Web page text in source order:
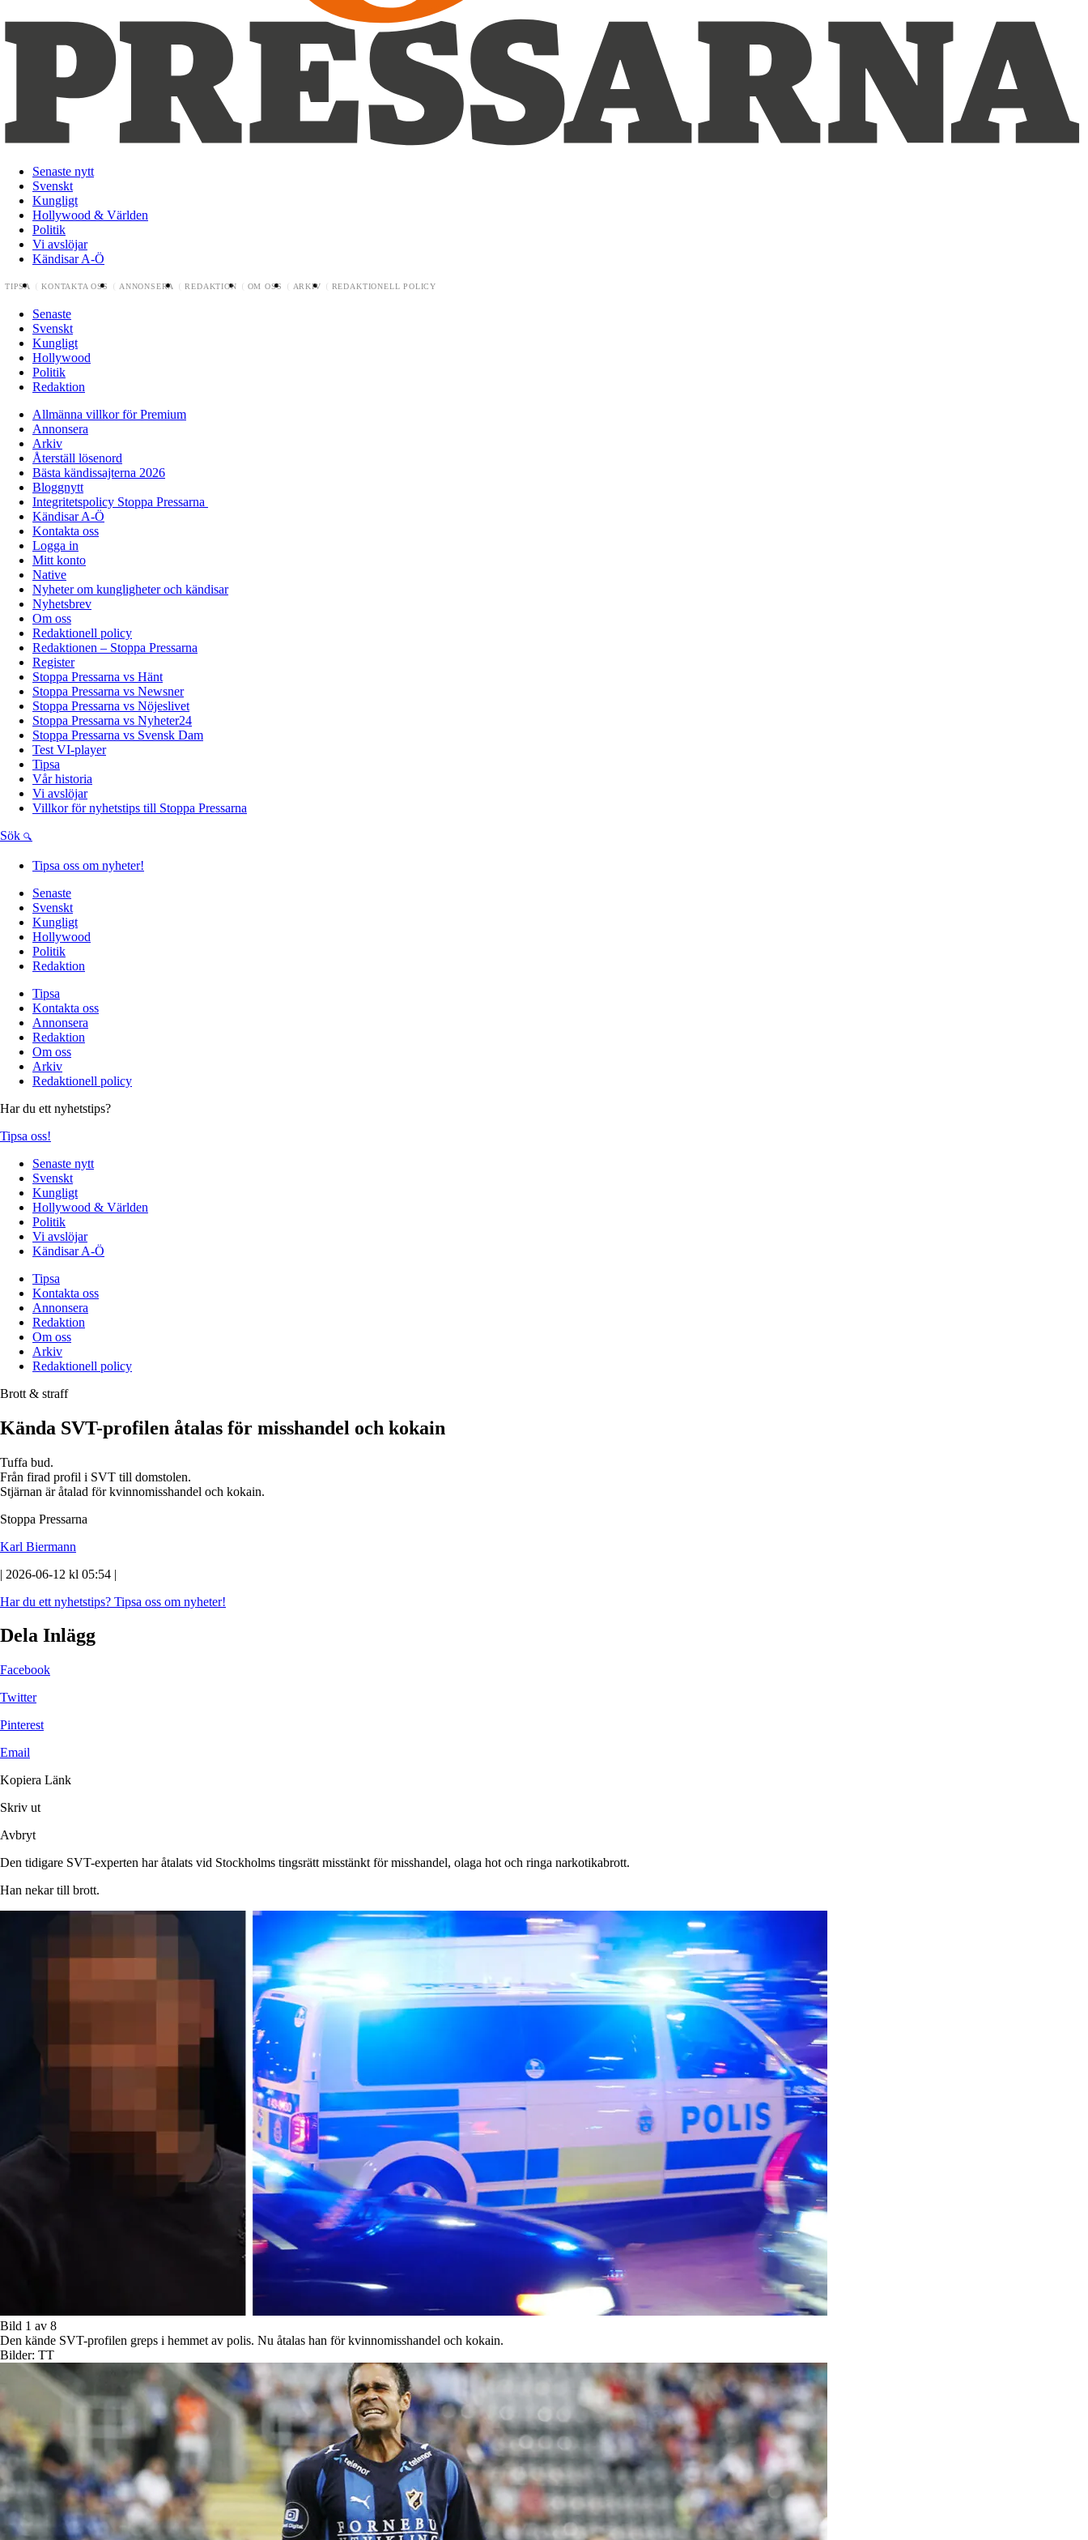
Senaste nytt
Svenskt
Kungligt
Hollywood & Världen
Politik
Vi avslöjar
Kändisar A-Ö
TIPSA KONTAKTA OSS ANNONSERA REDAKTION OM OSS ARKIV REDAKTIONELL POLICY
Senaste
Svenskt
Kungligt
Hollywood
Politik
Redaktion
Allmänna villkor för Premium
Annonsera
Arkiv
Återställ lösenord
Bästa kändissajterna 2026
Bloggnytt
Integritetspolicy Stoppa Pressarna
Kändisar A-Ö
Kontakta oss
Logga in
Mitt konto
Native
Nyheter om kungligheter och kändisar
Nyhetsbrev
Om oss
Redaktionell policy
Redaktionen – Stoppa Pressarna
Register
Stoppa Pressarna vs Hänt
Stoppa Pressarna vs Newsner
Stoppa Pressarna vs Nöjeslivet
Stoppa Pressarna vs Nyheter24
Stoppa Pressarna vs Svensk Dam
Test VI-player
Tipsa
Vår historia
Vi avslöjar
Villkor för nyhetstips till Stoppa Pressarna
Sök
Tipsa oss om nyheter!
Senaste
Svenskt
Kungligt
Hollywood
Politik
Redaktion
Tipsa
Kontakta oss
Annonsera
Redaktion
Om oss
Arkiv
Redaktionell policy
Har du ett nyhetstips?
Tipsa oss!
Senaste nytt
Svenskt
Kungligt
Hollywood & Världen
Politik
Vi avslöjar
Kändisar A-Ö
Tipsa
Kontakta oss
Annonsera
Redaktion
Om oss
Arkiv
Redaktionell policy
Brott & straff
Kända SVT-profilen åtalas för misshandel och kokain
Tuffa bud.
Från firad profil i SVT till domstolen.
Stjärnan är åtalad för kvinnomisshandel och kokain.
Stoppa Pressarna
Karl Biermann
| 2026-06-12 kl 05:54 |
Har du ett nyhetstips? Tipsa oss om nyheter!
Dela Inlägg
Facebook
Twitter
Pinterest
Email
Kopiera Länk
Skriv ut
Avbryt
Den tidigare SVT-experten har åtalats vid Stockholms tingsrätt misstänkt för misshandel, olaga hot och ringa narkotikabrott.
Han nekar till brott.
Bild 1 av 8
Den kände SVT-profilen greps i hemmet av polis. Nu åtalas han för kvinnomisshandel och kokain.
Bilder: TT